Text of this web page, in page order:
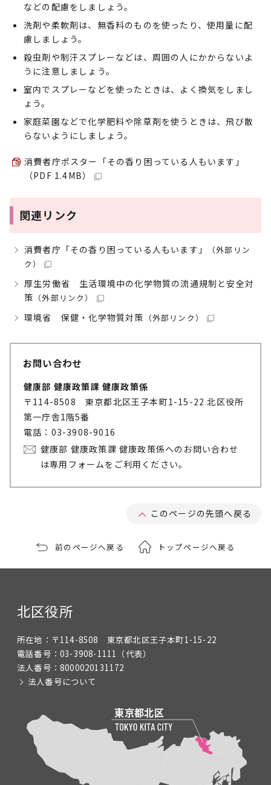
などの配慮をしましょう。
洗剤や柔軟剤は、無香料のものを使ったり、使用量に配
慮しましょう。
殺虫剤や制汗スプレーなどは、周囲の人にかからないよ
うに注意しましょう。
室内でスプレーなどを使ったときは、よく換気をしまし
ょう。
家庭菜園などで化学肥料や除草剤を使うときは、飛び散
らないようにしましょう。
消費者庁ポスター「その香り困っている人もいます」
（PDF 1.4MB）
関連リンク
消費者庁「その香り困っている人もいます」
（外部リン
ク）
厚生労働省 生活環境中の化学物質の流通規制と安全対
策 （外部リンク）
環境省 保健・化学物質対策 （外部リンク）
お問い合わせ
健康部 健康政策課 健康政策係
〒114-8508 東京都北区王子本町1-15-22 北区役所
第一庁舎1階5番
電話：03-3908-9016
健康部 健康政策課 健康政策係へのお問い合わせ
は専用フォームをご利用ください。
このページの先頭へ戻る
前のページへ戻る トップページへ戻る
北区役所
所在地： 〒114-8508 東京都北区王子本町1-15-22
電話番号： 03-3908-1111 （代表）
法人番号： 8000020131172
法人番号について